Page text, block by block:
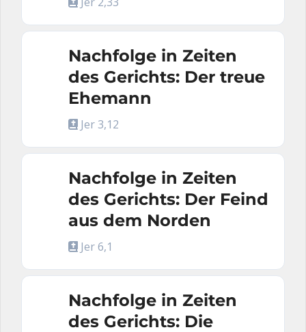
Nachfolge in Zeiten
des Gerichts: Der treue
Ehemann
Jer 3,12
Nachfolge in Zeiten
des Gerichts: Der Feind
aus dem Norden
Jer 6,1
Nachfolge in Zeiten
des Gerichts: Die